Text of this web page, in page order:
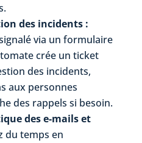
des incidents :
via un formulaire
crée un ticket
des incidents,
aux personnes
des rappels si besoin.
des e-mails et
du temps en